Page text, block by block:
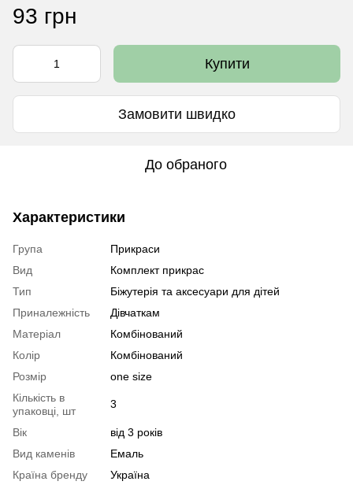
93 грн
Купити
Замовити швидко
До обраного
Характеристики
Група
Прикраси
Вид
Комплект прикрас
Тип
Біжутерія та аксесуари для дітей
Приналежність
Дівчаткам
Матеріал
Комбінований
Колір
Комбінований
Розмір
one size
Кількість в
упаковці, шт
3
Вік
від 3 років
Вид каменів
Емаль
Країна бренду
Україна